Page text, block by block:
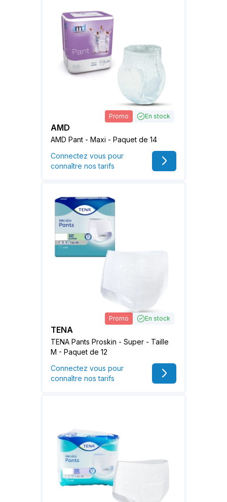
Promo En stock
AMD
AMD Pant - Maxi - Paquet de 14
Connectez vous pour
connaître nos tarifs
Promo En stock
TENA
TENA Pants Proskin - Super - Taille
M - Paquet de 12
Connectez vous pour
connaître nos tarifs